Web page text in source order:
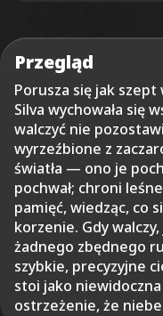
Przegląd
Porusza się jak szept
Silva wychowała się
walczyć nie
wyrzeźbione z
światła — ono je
pochwał; chroni
pamięć, wiedząc, co
korzenie. Gdy
żadnego zbędnego
szybkie, precyzyjne
stoi jako
ostrzeżenie, że